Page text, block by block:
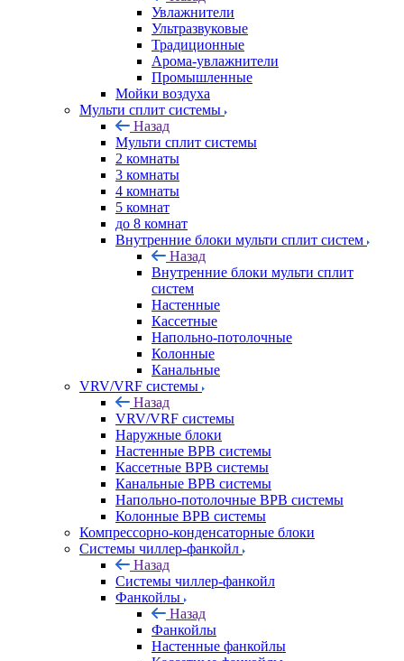
Увлажнители
Ультразвуковые
Традиционные
Арома-увлажнители
Промышленные
Мойки воздуха
Мульти сплит системы
Назад
Мульти сплит системы
2 комнаты
3 комнаты
4 комнаты
5 комнат
до 8 комнат
Внутренние блоки мульти сплит систем
Назад
Внутренние блоки мульти сплит
систем
Настенные
Кассетные
Напольно-потолочные
Колонные
Канальные
VRV/VRF системы
Назад
VRV/VRF системы
Наружные блоки
Настенные ВРВ системы
Кассетные ВРВ системы
Канальные ВРВ системы
Напольно-потолочные ВРВ системы
Колонные ВРВ системы
Компрессорно-конденсаторные блоки
Системы чиллер-фанкойл
Назад
Системы чиллер-фанкойл
Фанкойлы
Назад
Фанкойлы
Настенные фанкойлы